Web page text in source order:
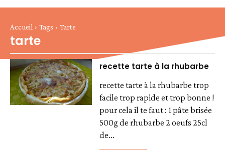
Accueil Tags Tarte
tarte
recette tarte à la rhubarbe
recette tarte à la rhubarbe trop
facile trop rapide et trop bonne !
pour cela il te faut : 1 pâte brisée
500g de rhubarbe 2 oeufs 25cl
de...